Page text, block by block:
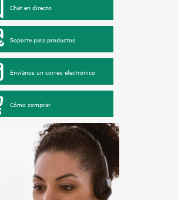
Chat en directo
Soporte para productos
Envíanos un correo electrónico
Cómo comprar